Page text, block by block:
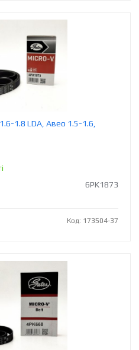
1.8 LDA, Авео 1.5-1.6,
6PK1873
Код: 173504-37